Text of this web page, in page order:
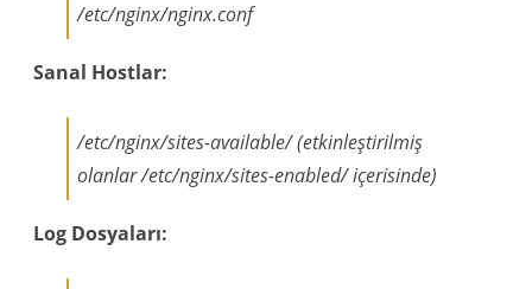
/etc/nginx/nginx.conf
Sanal Hostlar:
/etc/nginx/sites-available/ (etkinleştirilmiş
olanlar /etc/nginx/sites-enabled/ içerisinde)
Log Dosyaları: